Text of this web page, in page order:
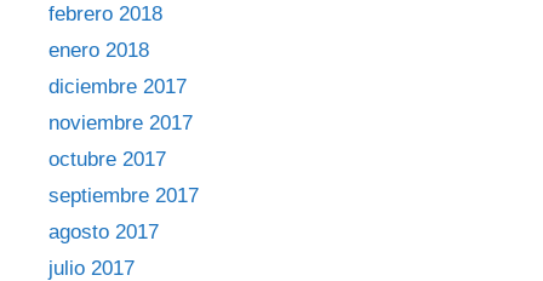
febrero 2018
enero 2018
diciembre 2017
noviembre 2017
octubre 2017
septiembre 2017
agosto 2017
julio 2017